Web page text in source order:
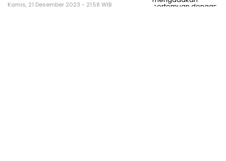
Kamis, 21 Desember 2023 - 21:58 WIB